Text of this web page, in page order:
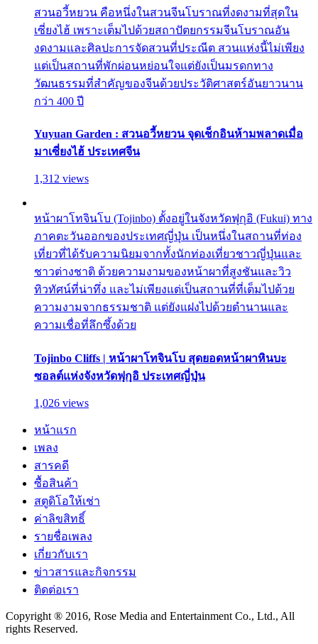
สวนอวี้หยวน คือหนึ่งในสวนจีนโบราณที่งดงามที่สุดใน
เซี่ยงไฮ้ เพราะเต็มไปด้วยสถาปัตยกรรมจีนโบราณอัน
งดงามและศิลปะการจัดสวนที่ประณีต สวนแห่งนี้ไม่เพียง
แต่เป็นสถานที่พักผ่อนหย่อนใจแต่ยังเป็นมรดกทาง
วัฒนธรรมที่สำคัญของจีนด้วยประวัติศาสตร์อันยาวนาน
กว่า 400 ปี
Yuyuan Garden : สวนอวี้หยวน จุดเช็กอินห้ามพลาดเมื่อ
มาเซี่ยงไฮ้ ประเทศจีน
1,312 views
หน้าผาโทจินโบ (Tojinbo) ตั้งอยู่ในจังหวัดฟุกุอิ (Fukui) ทาง
ภาคตะวันออกของประเทศญี่ปุ่น เป็นหนึ่งในสถานที่ท่อง
เที่ยวที่ได้รับความนิยมจากทั้งนักท่องเที่ยวชาวญี่ปุ่นและ
ชาวต่างชาติ ด้วยความงามของหน้าผาที่สูงชันและวิว
ทิวทัศน์ที่น่าทึ่ง และไม่เพียงแต่เป็นสถานที่ที่เต็มไปด้วย
ความงามจากธรรมชาติ แต่ยังแฝงไปด้วยตำนานและ
ความเชื่อที่ลึกซึ้งด้วย
Tojinbo Cliffs | หน้าผาโทจินโบ สุดยอดหน้าผาหินบะ
ซอลต์แห่งจังหวัดฟุกุอิ ประเทศญี่ปุ่น
1,026 views
หน้าแรก
เพลง
สารคดี
ซื้อสินค้า
สตูดิโอให้เช่า
ค่าลิขสิทธิ์
รายชื่อเพลง
เกี่ยวกับเรา
ข่าวสารและกิจกรรม
ติดต่อเรา
Copyright ® 2016, Rose Media and Entertainment Co., Ltd., All
rights Reserved.